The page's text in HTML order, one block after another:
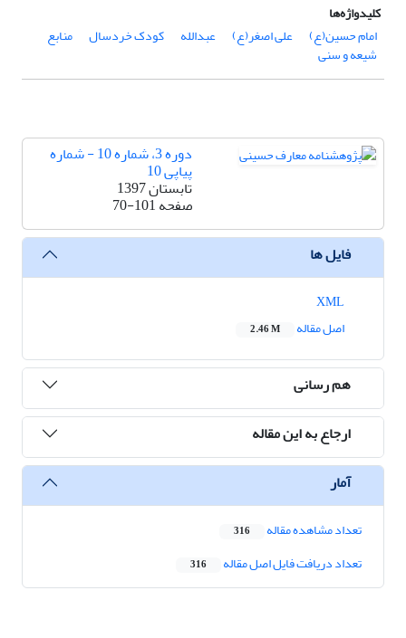
کلیدواژه‌ها
امام حسین(ع)
علی اصغر(ع) عبدالله کودک خردسال منابع
شیعه و سنی
دوره 3، شماره 10 - شماره
پیاپی 10
تابستان 1397
صفحه70-101
فایل ها
اصل مقاله
2.46 M
هم رسانی
ارجاع به این مقاله
آمار
تعداد مشاهده مقاله 316
تعداد دریافت فایل اصل مقاله 316